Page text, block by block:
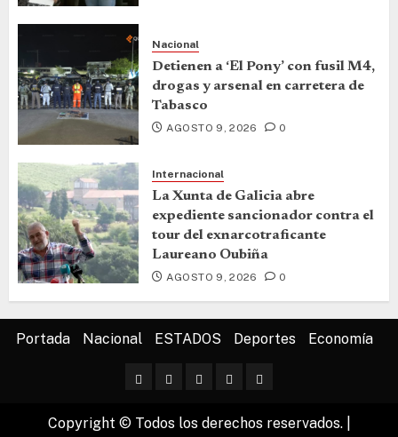
Nacional
Detienen a ‘El Pony’ con fusil M4,
drogas y arsenal en carretera de
Tabasco
AGOSTO 9, 2026 0
Internacional
La Xunta de Galicia abre
expediente sancionador contra el
tour del exnarcotraficante
Laureano Oubiña
AGOSTO 9, 2026 0
Portada Nacional ESTADOS Deportes Economía
Copyright © Todos los derechos reservados.